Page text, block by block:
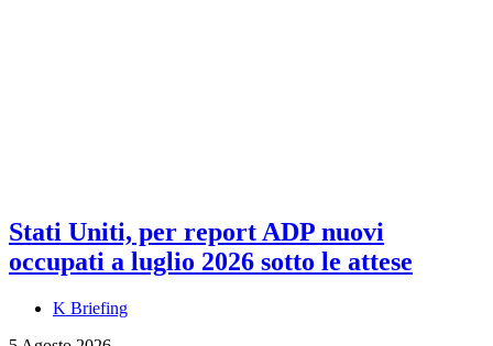
Stati Uniti, per report ADP nuovi
occupati a luglio 2026 sotto le attese
K Briefing